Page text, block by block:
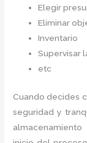
Elegir
Eliminar
Inventario
Supervisar
etc
Cuando decides
seguridad y